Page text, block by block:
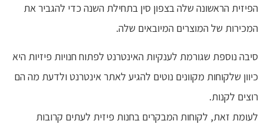
הפיזית הראשונה שלה בצפון סין בתחילת השנה כדי להגביר את
המכירות של המוצרים המיובאים שלה.
סיבה נוספת שגורמת לענקיות האינטרנט לפתוח חנויות פיזיות היא
כיוון שלקוחות מקוונים נוטים להגיע לאתר אינטרנט ולדעת מה הם
רוצים לקנות.
לעומת זאת, לקוחות המבקרים בחנות פיזית לעתים קרובות